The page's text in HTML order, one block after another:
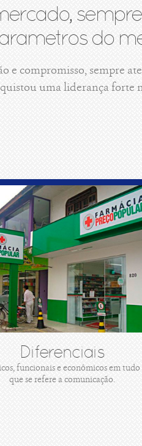
do
e compromisso, sempre
uma liderança forte
Diferenciais
funcionais e econômicos em tudo
que se refere a comunicação.